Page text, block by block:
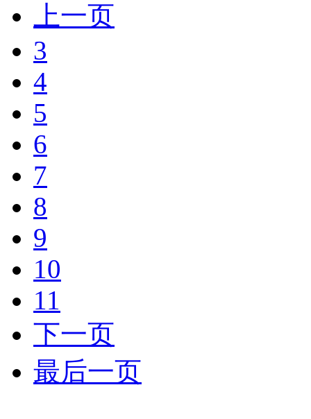
上一页
3
4
5
6
7
8
9
10
11
下一页
最后一页